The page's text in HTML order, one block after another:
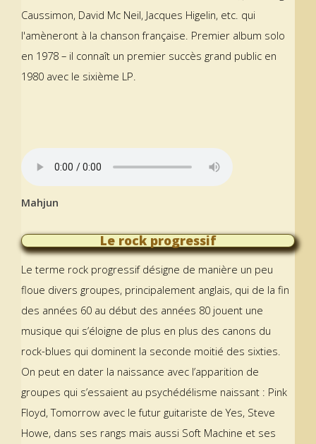
Caussimon, David Mc Neil, Jacques Higelin, etc. qui
l'amèneront à la chanson française. Premier album solo
en 1978 – il connaît un premier succès grand public en
1980 avec le sixième LP.
Mahjun
Le rock progressif
Le terme rock progressif désigne de manière un peu
floue divers groupes, principalement anglais, qui de la fin
des années 60 au début des années 80 jouent une
musique qui s’éloigne de plus en plus des canons du
rock-blues qui dominent la seconde moitié des sixties.
On peut en dater la naissance avec l’apparition de
groupes qui s’essaient au psychédélisme naissant : Pink
Floyd, Tomorrow avec le futur guitariste de Yes, Steve
Howe, dans ses rangs mais aussi Soft Machine et ses